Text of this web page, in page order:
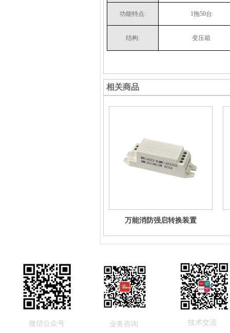
功能特点: 1拖50台
结构: 变压箱
相关商品
万能消防强启转换装置
微信公众号 业务咨询 技术交流